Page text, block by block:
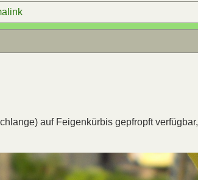
auf Feigenkürbis gepfropft verfügbar,